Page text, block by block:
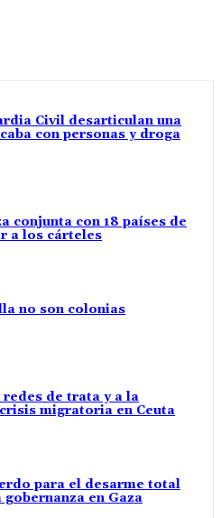
Civil desarticulan una
con personas y droga
conjunta con 18 países de
a los cárteles
no son colonias
de trata y a la
migratoria en Ceuta
para el desarme total
gobernanza en Gaza